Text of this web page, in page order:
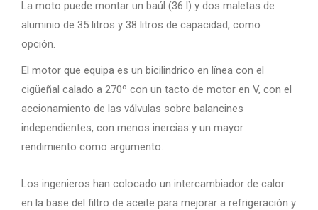
La moto puede montar un baúl (36 l) y dos maletas de
aluminio de 35 litros y 38 litros de capacidad, como
opción.
El motor que equipa es un bicilindrico en línea con el
cigüeñal calado a 270º con un tacto de motor en V, con el
accionamiento de las válvulas sobre balancines
independientes, con menos inercias y un mayor
rendimiento como argumento.
Los ingenieros han colocado un intercambiador de calor
en la base del filtro de aceite para mejorar a refrigeración y